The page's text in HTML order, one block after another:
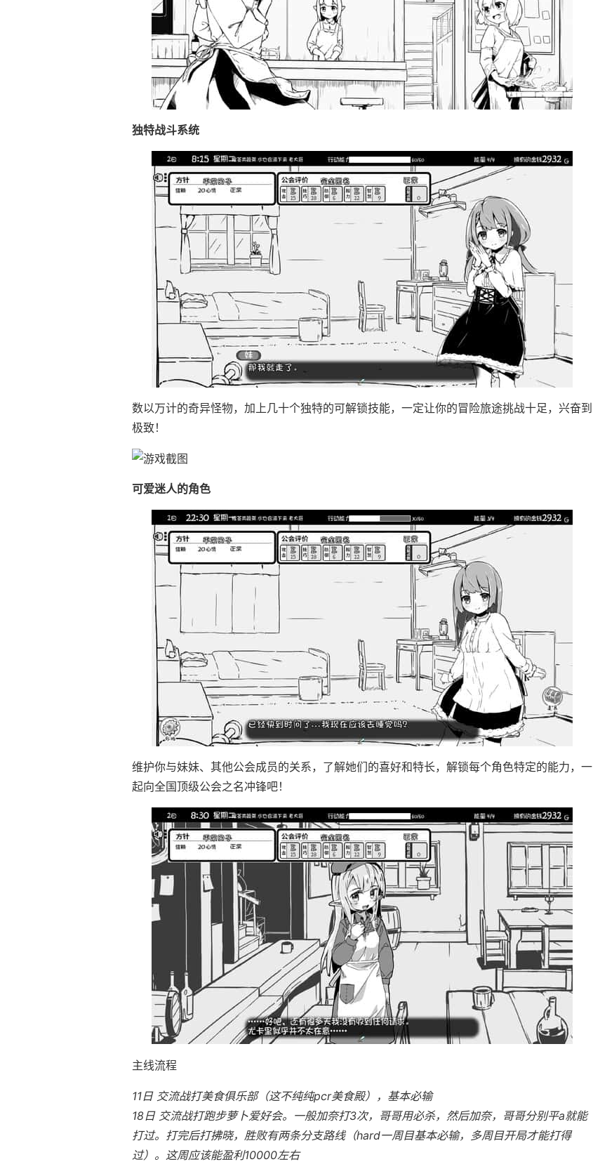
独特战斗系统
数以万计的奇异怪物，加上几十个独特的可解锁技能，一定让你的冒险旅途挑战十足，兴奋到
极致！
可爱迷人的角色
维护你与妹妹、其他公会成员的关系，了解她们的喜好和特长，解锁每个角色特定的能力，一
起向全国顶级公会之名冲锋吧！
主线流程
11日 交流战打美食俱乐部（这不纯纯pcr美食殿），基本必输
18日 交流战打跑步萝卜爱好会。一般加奈打3次，哥哥用必杀，然后加奈，哥哥分别平a就能
打过。打完后打拂晓，胜败有两条分支路线（hard一周目基本必输，多周目开局才能打得
过）。这周应该能盈利10000左右